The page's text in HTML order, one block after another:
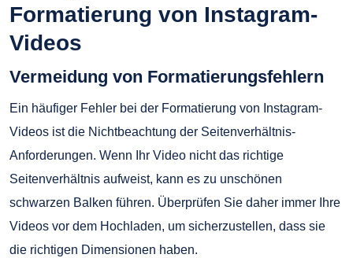
Formatierung von Instagram-
Videos
Vermeidung von Formatierungsfehlern
Ein häufiger Fehler bei der Formatierung von Instagram-
Videos ist die Nichtbeachtung der Seitenverhältnis-
Anforderungen. Wenn Ihr Video nicht das richtige
Seitenverhältnis aufweist, kann es zu unschönen
schwarzen Balken führen. Überprüfen Sie daher immer Ihre
Videos vor dem Hochladen, um sicherzustellen, dass sie
die richtigen Dimensionen haben.